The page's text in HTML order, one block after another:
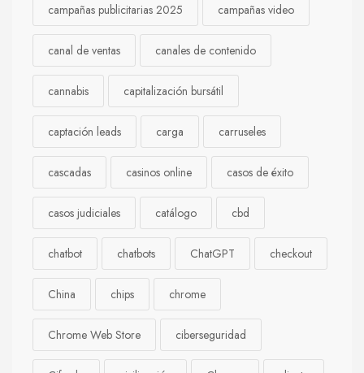
campañas publicitarias 2025 campañas video
canal de ventas canales de contenido
cannabis capitalización bursátil
captación leads carga carruseles
cascadas casinos online casos de éxito
casos judiciales catálogo cbd
chatbot chatbots ChatGPT checkout
China chips chrome
Chrome Web Store ciberseguridad